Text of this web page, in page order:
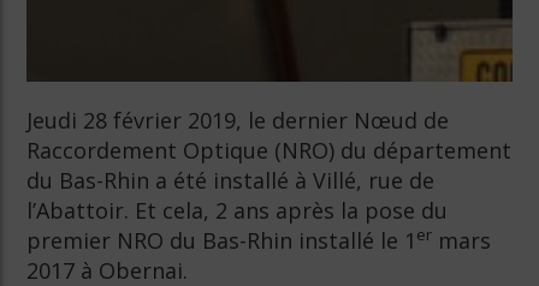
Jeudi 28 février 2019, le dernier Nœud de
Raccordement Optique (NRO) du département
du Bas-Rhin a été installé à Villé, rue de
l’Abattoir. Et cela, 2 ans après la pose du
premier NRO du Bas-Rhin installé le 1 er mars
2017 à Obernai.